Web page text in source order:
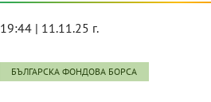
19:44 | 11.11.25 г.
БЪЛГАРСКА ФОНДОВА БОРСА